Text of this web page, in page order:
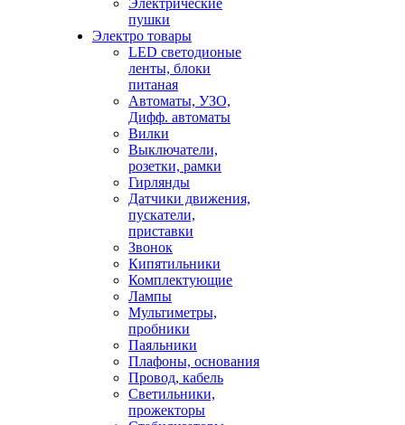
Электрические
пушки
Электро товары
LED светодионые
ленты, блоки
питаная
Автоматы, УЗО,
Дифф. автоматы
Вилки
Выключатели,
розетки, рамки
Гирлянды
Датчики движения,
пускатели,
приставки
Звонок
Кипятильники
Комплектующие
Лампы
Мультиметры,
пробники
Паяльники
Плафоны, основания
Провод, кабель
Светильники,
прожекторы